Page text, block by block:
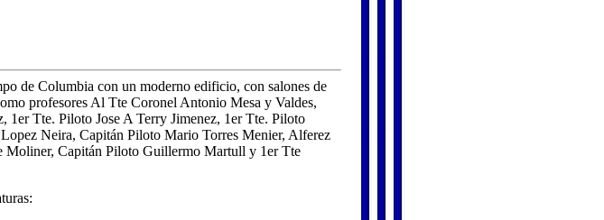
de Columbia con un moderno edificio, con salones de
profesores Al Tte Coronel Antonio Mesa y Valdes,
Tte. Piloto Jose A Terry Jimenez, 1er Tte. Piloto
Neira, Capitán Piloto Mario Torres Menier, Alferez
Moliner, Capitán Piloto Guillermo Martull y 1er Tte